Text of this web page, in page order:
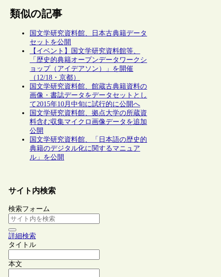
類似の記事
国文学研究資料館、日本古典籍データ
セットを公開
【イベント】国文学研究資料館等、
「歴史的典籍オープンデータワークシ
ョップ（アイデアソン）」を開催
（12/18・京都）
国文学研究資料館、館蔵古典籍資料の
画像・書誌データをデータセットとし
て2015年10月中旬に試行的に公開へ
国文学研究資料館、拠点大学の所蔵資
料含む収集マイクロ画像データを追加
公開
国文学研究資料館、「日本語の歴史的
典籍のデジタル化に関するマニュア
ル」を公開
サイト内検索
検索フォーム
詳細検索
タイトル
本文